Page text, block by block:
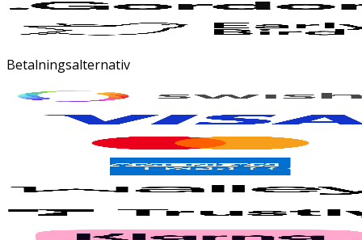
Betalningsalternativ